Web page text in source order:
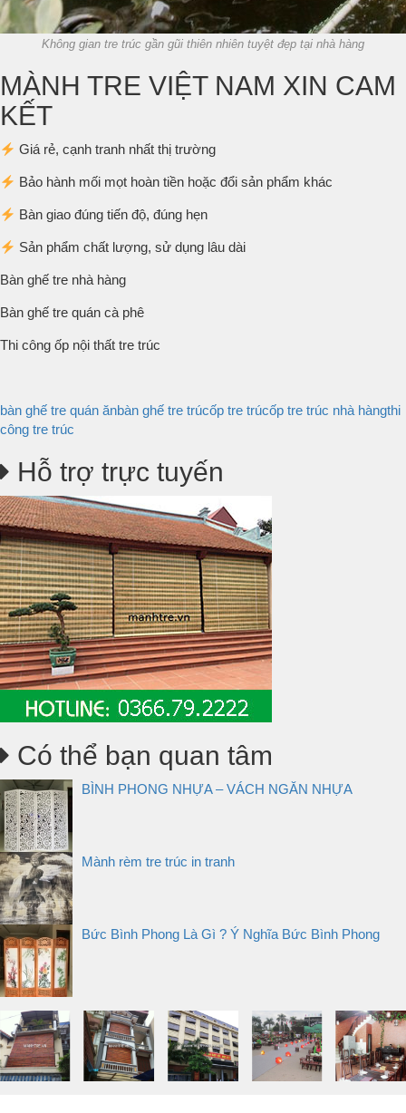
Không gian tre trúc gần gũi thiên nhiên tuyệt đẹp tại nhà hàng
MÀNH TRE VIỆT NAM XIN CAM
KẾT
Giá rẻ, cạnh tranh nhất thị trường
Bảo hành mối mọt hoàn tiền hoặc đổi sản phẩm khác
Bàn giao đúng tiến độ, đúng hẹn
Sản phẩm chất lượng, sử dụng lâu dài
Bàn ghế tre nhà hàng
Bàn ghế tre quán cà phê
Thi công ốp nội thất tre trúc
bàn ghế tre quán ănbàn ghế tre trúcốp tre trúcốp tre trúc nhà hàngthi
công tre trúc
Hỗ trợ trực tuyến
Có thể bạn quan tâm
BÌNH PHONG NHỰA – VÁCH NGĂN NHỰA
Mành rèm tre trúc in tranh
Bức Bình Phong Là Gì ? Ý Nghĩa Bức Bình Phong